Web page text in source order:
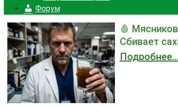
Форум
🩸
Сбивает